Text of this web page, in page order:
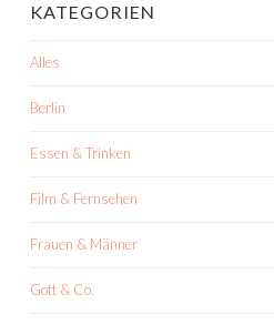
KATEGORIEN
Alles
Berlin
Essen & Trinken
Film & Fernsehen
Frauen & Männer
Gott & Co.